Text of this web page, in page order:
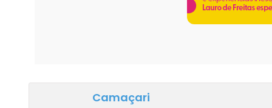
Camaçari